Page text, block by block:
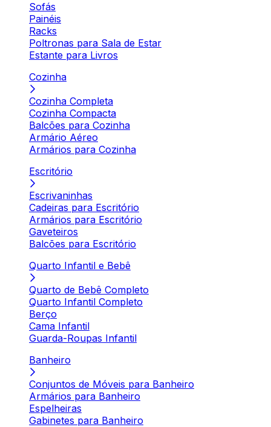
Sofás
Painéis
Racks
Poltronas para Sala de Estar
Estante para Livros
Cozinha
Cozinha Completa
Cozinha Compacta
Balcões para Cozinha
Armário Aéreo
Armários para Cozinha
Escritório
Escrivaninhas
Cadeiras para Escritório
Armários para Escritório
Gaveteiros
Balcões para Escritório
Quarto Infantil e Bebê
Quarto de Bebê Completo
Quarto Infantil Completo
Berço
Cama Infantil
Guarda-Roupas Infantil
Banheiro
Conjuntos de Móveis para Banheiro
Armários para Banheiro
Espelheiras
Gabinetes para Banheiro